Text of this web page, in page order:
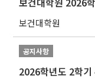
보건대학원
공지사항
2026학년도 2학기